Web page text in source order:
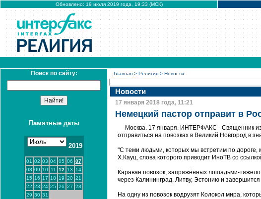
Обновлено: 19 июля 2019 года, 19:33 (МСК)
Поиск по сайту:
Памятные даты
2019
01 02 03 04 05 06 07
08 09 10 11 12 13
14
15 16 17 18 19 20 21
22 23 24 25 26 27 28
29 30 31
Главная > Религия > Новости
Новости
17 января 2018 года, 11:21
Немецкий пастор отправит в
Москва. 17 января. ИНТЕРФАКС - Священник
отправиться на повозках в Великий Новгород в
"С теми людьми, которых мы встретим по
Х.Кауц, слова которого приводит ИноТВ со
Караван повозок, запряжённых лошадьми-
через Калининград, Литву, Эстонию и
На одну из повозок водрузят Колокол мира,